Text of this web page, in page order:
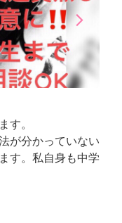
arrow_forward_iosNext
す。
が分かっていない
す。私自身も中学